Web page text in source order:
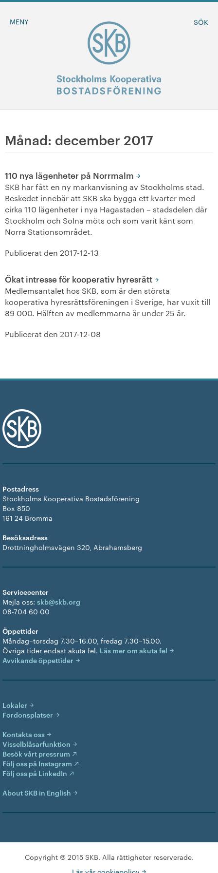
SÖK
MENY
+
Om oss
+
Sök ledigt
Våra bostäder
Jobba hos oss
Månad: december 2017
110 nya lägenheter på Norrmalm
SKB har fått en ny markanvisning av Stockholms stad.
Beskedet innebär att SKB ska bygga ett kvarter med
cirka 110 lägenheter i nya Hagastaden – stadsdelen där
Stockholm och Solna möts och som varit känt som
Norra Stationsområdet.
Publicerat den 2017-12-13
Ökat intresse för kooperativ hyresrätt
Medlemsantalet hos SKB, som är den största
kooperativa hyresrättsföreningen i Sverige, har vuxit till
89 000. Hälften av medlemmarna är under 25 år.
Publicerat den 2017-12-08
Postadress
Stockholms Kooperativa Bostadsförening
Box 850
161 24 Bromma
Besöksadress
Drottningholmsvägen 320, Abrahamsberg
Servicecenter
Mejla oss: skb@skb.org
08-704 60 00
Öppettider
Måndag–torsdag 7.30–16.00, fredag 7.30–15.00.
Övriga tider endast akuta fel. Läs mer om akuta fel
Avvikande öppettider
Lokaler
Fordonsplatser
Kontakta oss
Visselblåsarfunktion
Besök vårt pressrum
Följ oss på Instagram
Följ oss på LinkedIn
About SKB in English
Copyright © 2015 SKB. Alla rättigheter reserverade.